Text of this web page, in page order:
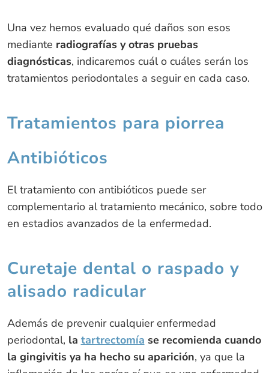
Una vez hemos evaluado qué daños son esos
mediante radiografías y otras pruebas
diagnósticas, indicaremos cuál o cuáles serán los
tratamientos periodontales a seguir en cada caso.
Tratamientos para piorrea
Antibióticos
El tratamiento con antibióticos puede ser
complementario al tratamiento mecánico, sobre todo
en estadios avanzados de la enfermedad.
Curetaje dental o raspado y
alisado radicular
Además de prevenir cualquier enfermedad
periodontal, la tartrectomía se recomienda cuando
la gingivitis ya ha hecho su aparición, ya que la